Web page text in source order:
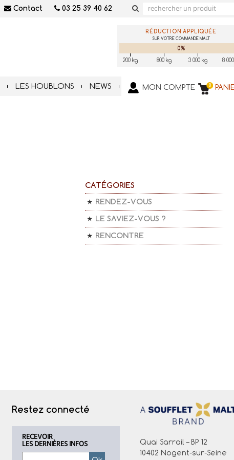
Contact 03 25 39 40 62
RÉDUCTION APPLIQUÉE
SUR VOTRE COMMANDE MALT
0%
200 kg
800 kg 3 000 kg 8
LES HOUBLONS NEWS MON COMPTE 0
CATÉGORIES
RENDEZ-VOUS
LE SAVIEZ-VOUS ?
RENCONTRE
Restez connecté
RECEVOIR
LES DERNIÈRES INFOS
Quai Sarrail – BP 12
10402 Nogent-sur-Seine